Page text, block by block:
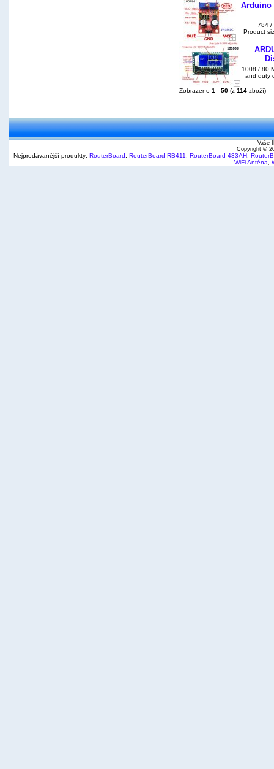
Arduino
784 /
Product
1008 / 80
and duty
Zobrazeno 1 - 50 (z 114 zboží)
Vaše
Copyright ©
Nejprodávanější produkty: RouterBoard RouterBoard RB411 RouterBoard 433AH
WiFi Anténa